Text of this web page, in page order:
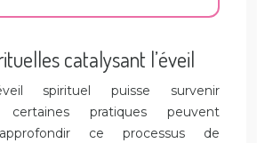
catalysant l’éveil
spirituel puisse survenir
certaines pratiques peuvent
ce processus de